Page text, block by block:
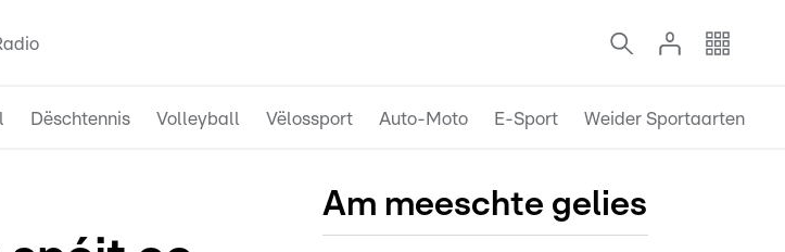
Dëschtennis Volleyball Vëlossport Auto-Moto E-Sport Weider Sportaarten
Am meeschte gelies